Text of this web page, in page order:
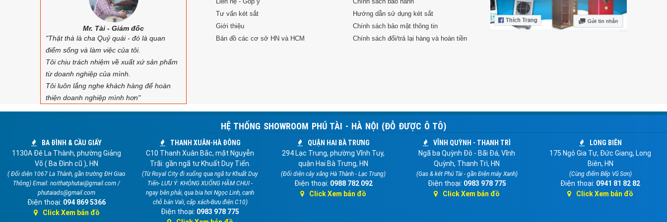
Mr. Tài - Giám đốc
"Thật thà là cha Quỷ quái - đó là quan
điểm sống và làm việc của tôi.
Tôi chịu trách nhiệm về xuất xứ sản phẩm
từ doanh nghiệp của mình.
Tôi luôn lắng nghe khách hàng để hoàn
thiện doanh nghiệp mình hơn"
Tư vấn két sắt
Giới thiệu
Bản đồ các cơ sở HN và HCM
Hướng dẫn sử dụng két sắt
Chính sách bảo mật thông tin
Chính sách đổi/trả lại hàng và hoàn tiền
HỆ THỐNG SHOWROOM PHÚ TÀI - HÀ NỘI (ĐỖ ĐƯỢC Ô TÔ)
BA ĐÌNH & CẦU GIẤY
1130A Đê La Thành, phường Giảng
Võ ( Ba Đình cũ ), HN
( Đối diện 1067 La Thành, gần trường ĐH Giao
Thông) Email: noithatphutai@gmail.com /
phutaiads@gmail.com
Điện thoại: 094 869 5366
Click Xem bản đồ
THANH XUÂN-HÀ ĐÔNG
C10 Thanh Xuân Bắc, mặt Nguyễn
Trãi: gần ngã tư Khuất Duy Tiến.
(Từ Royal City đi xuống qua ngã tư Khuất Duy
Tiến- LƯU Ý: KHÔNG XUỐNG HẦM CHUI -
ngay bên phải, qua bia hơi Ngọc Linh, cạnh
chỗ bán Vali, cặp xách-Bưu điện C10)
Điện thoại: 0983 978 775
QUẬN HAI BÀ TRƯNG
294 Lạc Trung, phường Vĩnh Tuy,
quận Hai Bà Trưng, HN
(Đối diện cây xăng Hà Thành - Lạc Trung)
Điện thoại: 0988 782 092
Click Xem bản đồ
VĨNH QUỲNH - THANH TRÌ
Ngã ba Quỳnh Đô - Bãi Đá, Vĩnh
Quỳnh, Thanh Trì, HN
(Gas & két Phú Tài - gần Điện máy Xanh)
Điện thoại: 0983 978 775
Click Xem bản đồ
LONG BIÊN
175 Ngô Gia Tự, Đức Giang, Long
Biên, HN
(Cùng điểm Bếp Vũ Sơn)
Điện thoại: 0941 81 82 82
Click Xem bản đồ